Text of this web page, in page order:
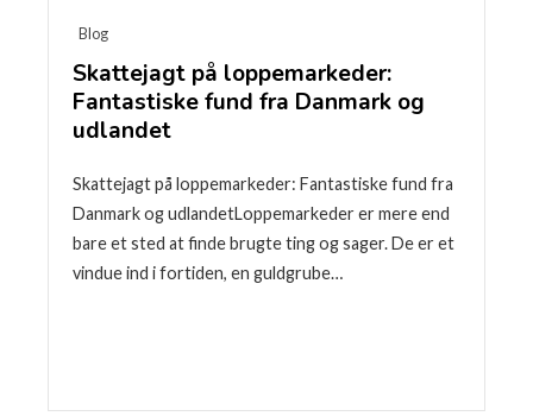
Blog
Skattejagt på loppemarkeder:
Fantastiske fund fra Danmark og
udlandet
Skattejagt på loppemarkeder: Fantastiske fund fra
Danmark og udlandetLoppemarkeder er mere end
bare et sted at finde brugte ting og sager. De er et
vindue ind i fortiden, en guldgrube…